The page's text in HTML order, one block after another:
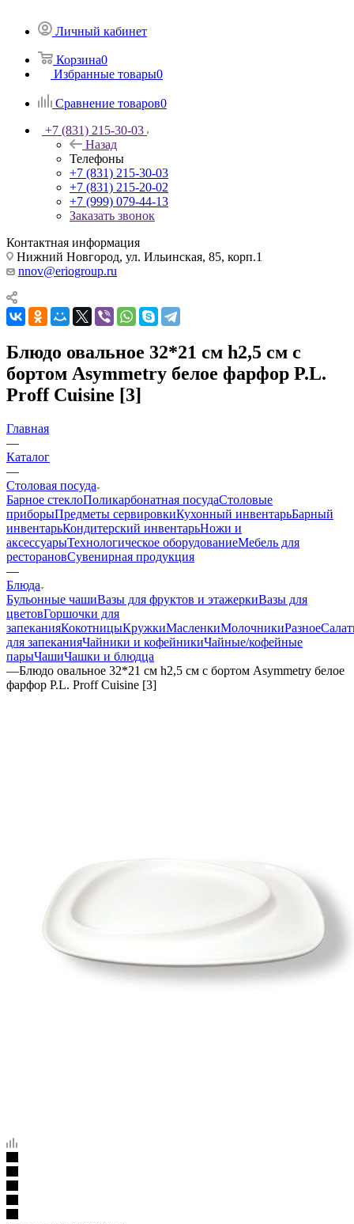
Личный кабинет
Корзина0
Избранные товары0
Сравнение товаров0
+7 (831) 215-30-03
Назад
Телефоны
+7 (831) 215-30-03
+7 (831) 215-20-02
+7 (999) 079-44-13
Заказать звонок
Контактная информация
Нижний Новгород, ул. Ильинская, 85, корп.1
nnov@eriogroup.ru
Блюдо овальное 32*21 см h2,5 см с
бортом Asymmetry белое фарфор P.L.
Proff Cuisine [3]
Главная
—
Каталог
—
Столовая посуда
Барное стеклоПоликарбонатная посудаСтоловые
приборыПредметы сервировкиКухонный инвентарьБарный
инвентарьКондитерский инвентарьНожи и
аксессуарыТехнологическое оборудованиеМебель для
ресторановСувенирная продукция
—
Блюда
Бульонные чашиВазы для фруктов и этажеркиВазы для
цветовГоршочки для
запеканияКокотницыКружкиМасленкиМолочникиРазное
для запеканияЧайники и кофейникиЧайные/кофейные
парыЧашиЧашки и блюдца
—Блюдо овальное 32*21 см h2,5 см с бортом Asymmetry белое
фарфор P.L. Proff Cuisine [3]